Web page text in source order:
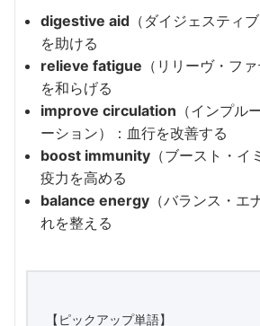
digestive aid （ダイジェスティ
を助ける
relieve fatigue （リリーヴ・フ
を和らげる
improve circulation （インプル
ーション）：血行を改善する
boost immunity （ブースト・
疫力を高める
balance energy （バランス・
れを整える
【ピックアップ単語】